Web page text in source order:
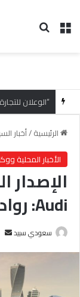
القائمة
الرئيسية/أخبار
الأخبار المحلية
Audi: روادنا مصدر إلهامنا
سعودي سبيد